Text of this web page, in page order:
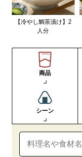
【冷やし鯛茶漬け】2
人分
商品
シーン